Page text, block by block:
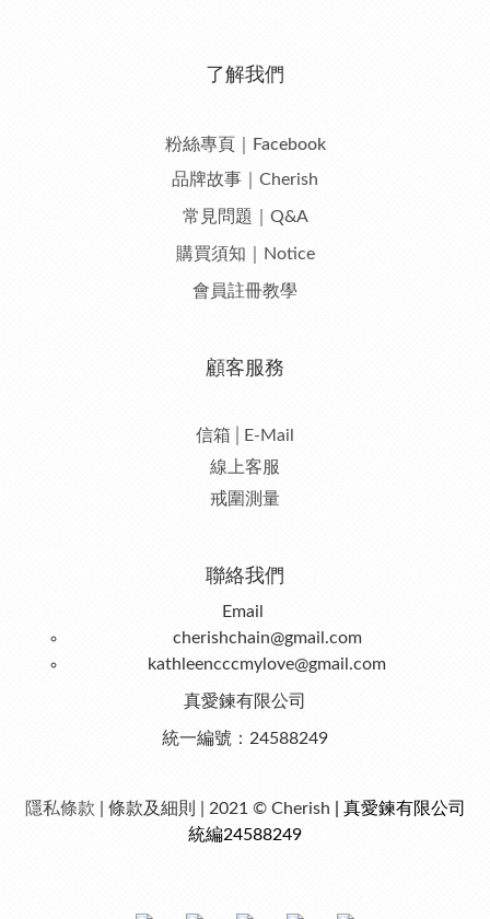
了解我們
粉絲專頁｜Facebook
品牌故事｜Cherish
常見問題｜Q&A
購買須知｜Notice
會員註冊教學
顧客服務
信箱│E-Mail
線上客服
戒圍測量
聯絡我們
Email
cherishchain@gmail.com
kathleencccmylove@gmail.com
真愛鍊有限公司
統一編號：24588249
隱私條款 | 條款及細則 | 2021 © Cherish | 真愛鍊有限公司
統編24588249